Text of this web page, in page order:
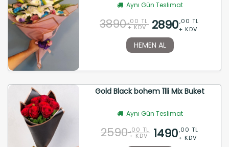
Aynı Gün Teslimat
3890 ,00 TL
+ KDV 2890,00 TL
+ KDV
HEMEN AL
Gold Black bohem 11li Mix Buket
Aynı Gün Teslimat
2590 ,00 TL
+ KDV 1490,00 TL
+ KDV